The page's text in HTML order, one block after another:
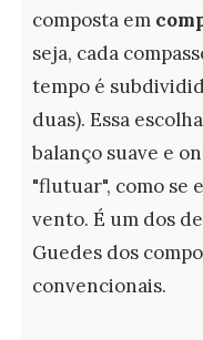
composta em
seja, cada
tempo é
duas). Essa
balanço suave e
"flutuar", como se
vento. É um dos
Guedes dos
convencionais.